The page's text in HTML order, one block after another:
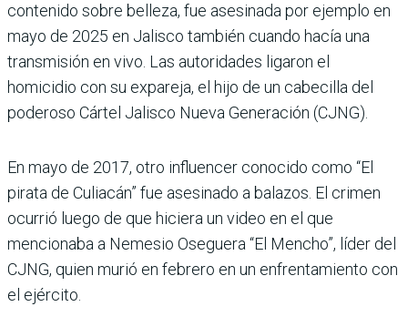
contenido sobre belleza, fue asesinada por ejemplo en
mayo de 2025 en Jalisco también cuando hacía una
transmisión en vivo. Las autoridades ligaron el
homicidio con su expareja, el hijo de un cabecilla del
poderoso Cártel Jalisco Nueva Generación (CJNG).
En mayo de 2017, otro influencer conocido como “El
pirata de Culiacán” fue asesinado a balazos. El crimen
ocurrió luego de que hiciera un video en el que
mencionaba a Nemesio Oseguera “El Mencho”, líder del
CJNG, quien murió en febrero en un enfrentamiento con
el ejército.